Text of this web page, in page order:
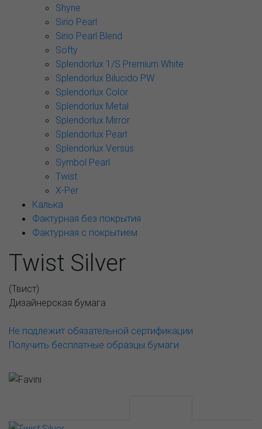
Shyne
Sirio Pearl
Sirio Pearl Blend
Softy
Splendorlux 1/S Premium White
Splendorlux Bilucido PW
Splendorlux Color
Splendorlux Metal
Splendorlux Mirror
Splendorlux Pearl
Splendorlux Versus
Symbol Pearl
Twist
X-Per
Калька
Фактурная без покрытия
Фактурная с покрытием
Twist Silver
(Твист)
Дизайнерская бумага
Не подлежит обязательной сертификации
Получить бесплатные образцы бумаги